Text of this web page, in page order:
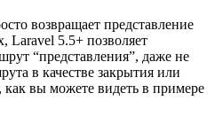
возвращает представление
Laravel 5.5+ позволяет
“представления”, даже не
в качестве закрытия или
как вы можете видеть в примере